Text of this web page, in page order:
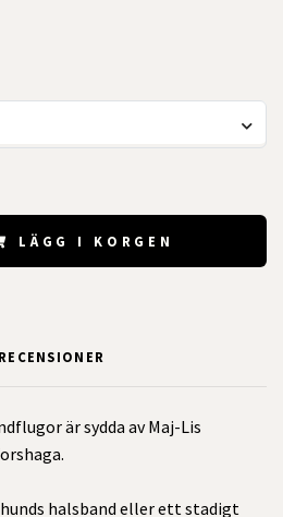
LÄGG I KORGEN
RECENSIONER
är sydda av Maj-Lis
halsband eller ett stadigt